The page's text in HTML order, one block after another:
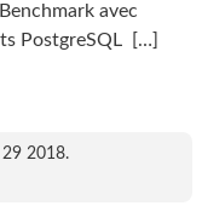
avec
PostgreSQL
[…]
29 2018.